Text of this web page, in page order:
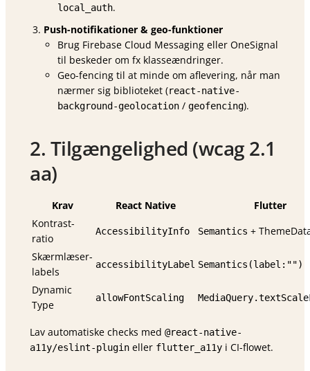
local_auth.
Push-notifikationer & geo-funktioner
Brug Firebase Cloud Messaging eller OneSignal
til beskeder om fx klasse­ændringer.
Geo-fencing til at minde om aflevering, når man
nærmer sig biblioteket (react-native-
background-geolocation / geofencing).
2. Tilgængelighed (wcag 2.1
aa)
Krav React Native
Flutter
Kontrast-
ratio
AccessibilityInfo Semantics +
Skærmlæser-
labels
accessibilityLabel Semantics(label:"")
Dynamic
Type
allowFontScaling
Lav automatiske checks med @react-native-
a11y/eslint-plugin eller flutter_a11y i CI-flowet.